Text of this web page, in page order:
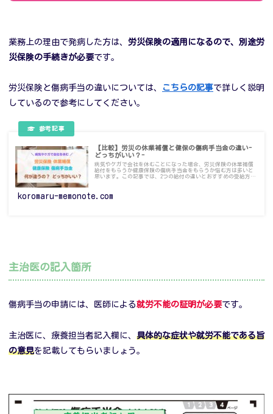
業務上の理由で発病した方は、 労災保険の適用になるので、別途労
災保険の手続きが必要です。
労災保険と傷病手当の違いについては、 こちらの記事で詳しく説明
しているので参考にしてください。
【比較】労災の休業補償と健保の傷病手当金の違い-
どっちがいい？-
病気やケガで会社を休むことになった場合、労災保険の休業補償
給付をもらうか健康保険の傷病手当金をもらうか悩む方は多いと
思います。この記事では、2つの給付の違いとおすすめの受給方法
koromaru-memonote.com
主治医の記入箇所
傷病手当の申請には、医師による就労不能の証明が必要です。
主治医に、療養担当者記入欄に、 具体的な症状や就労不能である旨
の意見を記載してもらいましょう。